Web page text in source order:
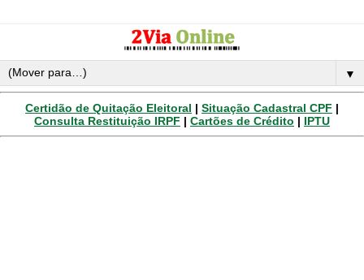
▼
Certidão de Quitação Eleitoral | Situação Cadastral CPF |
Consulta Restituição IRPF | Cartões de Crédito | IPTU